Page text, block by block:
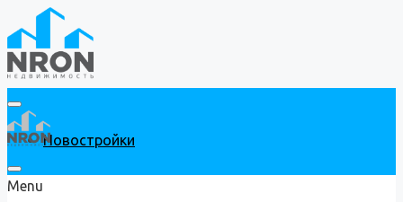
Новостройки
Menu